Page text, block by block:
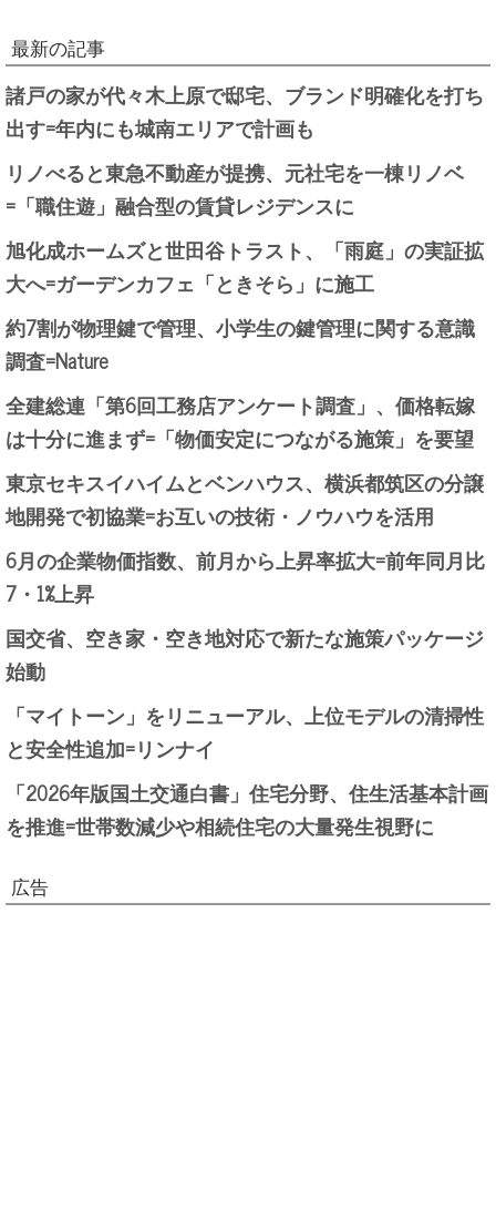
最新の記事
諸戸の家が代々木上原で邸宅、ブランド明確化を打ち
出す=年内にも城南エリアで計画も
リノべると東急不動産が提携、元社宅を一棟リノベ
=「職住遊」融合型の賃貸レジデンスに
旭化成ホームズと世田谷トラスト、「雨庭」の実証拡
大へ=ガーデンカフェ「ときそら」に施工
約7割が物理鍵で管理、小学生の鍵管理に関する意識
調査=Nature
全建総連「第6回工務店アンケート調査」、価格転嫁
は十分に進まず=「物価安定につながる施策」を要望
東京セキスイハイムとベンハウス、横浜都筑区の分譲
地開発で初協業=お互いの技術・ノウハウを活用
6月の企業物価指数、前月から上昇率拡大=前年同月比
7・1%上昇
国交省、空き家・空き地対応で新たな施策パッケージ
始動
「マイトーン」をリニューアル、上位モデルの清掃性
と安全性追加=リンナイ
「2026年版国土交通白書」住宅分野、住生活基本計画
を推進=世帯数減少や相続住宅の大量発生視野に
広告